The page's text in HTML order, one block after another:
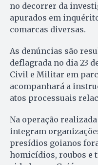
no decorrer da
apurados em
comarcas diversas.
As denúncias são
deflagrada no dia 23
Civil e Militar em
acompanhará a
atos processuais
Na operação
integram
presídios goianos
homicídios, roubos e